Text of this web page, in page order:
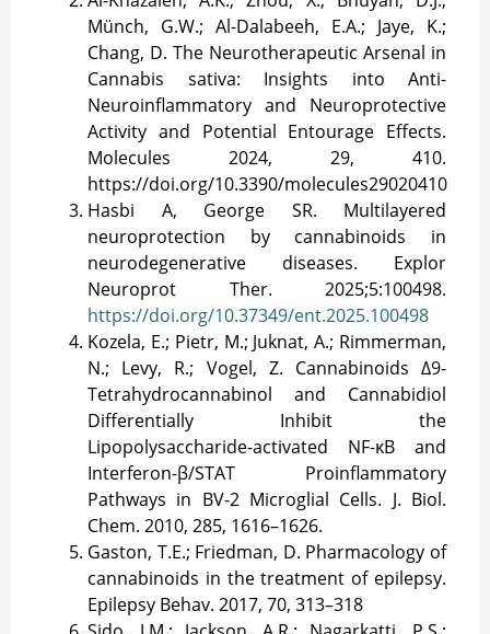
Münch, G.W.; Al-Dalabeeh, E.A.; Jaye, K.;
Chang, D. The Neurotherapeutic Arsenal in
Cannabis sativa: Insights into Anti-
Neuroinflammatory and Neuroprotective
Activity and Potential Entourage Effects.
Molecules 2024, 29, 410.
https://doi.org/10.3390/molecules29020410
Hasbi A, George SR. Multilayered
neuroprotection by cannabinoids in
neurodegenerative diseases. Explor
Neuroprot Ther. 2025;5:100498.
https://doi.org/10.37349/ent.2025.100498
Kozela, E.; Pietr, M.; Juknat, A.; Rimmerman,
N.; Levy, R.; Vogel, Z. Cannabinoids Δ9-
Tetrahydrocannabinol and Cannabidiol
Differentially Inhibit the
Lipopolysaccharide-activated NF-κB and
Interferon-β/STAT Proinflammatory
Pathways in BV-2 Microglial Cells. J. Biol.
Chem. 2010, 285, 1616–1626.
Gaston, T.E.; Friedman, D. Pharmacology of
cannabinoids in the treatment of epilepsy.
Epilepsy Behav. 2017, 70, 313–318